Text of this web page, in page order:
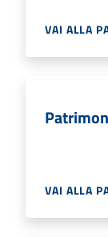
VAI ALLA
VAI ALLA